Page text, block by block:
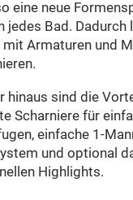
eine neue
jedes Bad.
Armaturen und
hinaus sind die
Scharniere für
einfache 1-
und optional
Highlights.